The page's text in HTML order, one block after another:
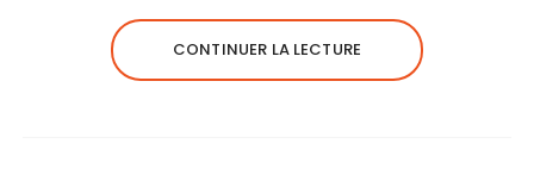
CONTINUER LA LECTURE